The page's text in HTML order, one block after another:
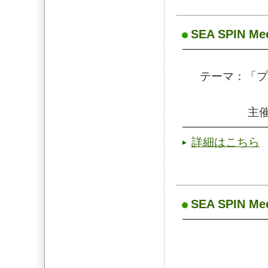
SEA SPIN
テーマ：「
主
詳細はこちら
SEA SPIN